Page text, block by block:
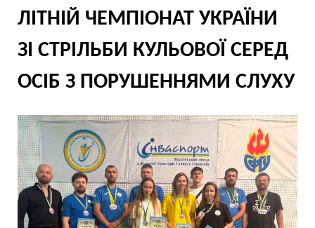
ЛІТНІЙ ЧЕМПІОНАТ УКРАЇНИ
ЗІ СТРІЛЬБИ КУЛЬОВОЇ СЕРЕД
ОСІБ З ПОРУШЕННЯМИ СЛУХУ